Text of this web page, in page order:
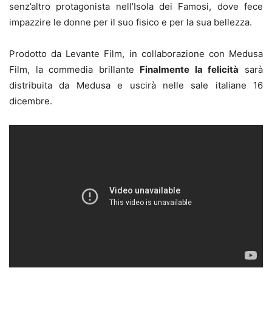
senz’altro protagonista nell’Isola dei Famosi, dove fece
impazzire le donne per il suo fisico e per la sua bellezza.
Prodotto da Levante Film, in collaborazione con Medusa
Film, la commedia brillante Finalmente la felicità sarà
distribuita da Medusa e uscirà nelle sale italiane 16
dicembre.